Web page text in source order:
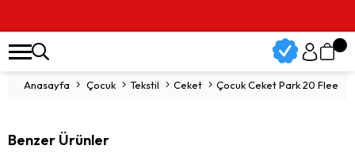
Anasayfa Çocuk Tekstil Ceket Çocuk Ceket Park 20 Fleece
Benzer Ürünler